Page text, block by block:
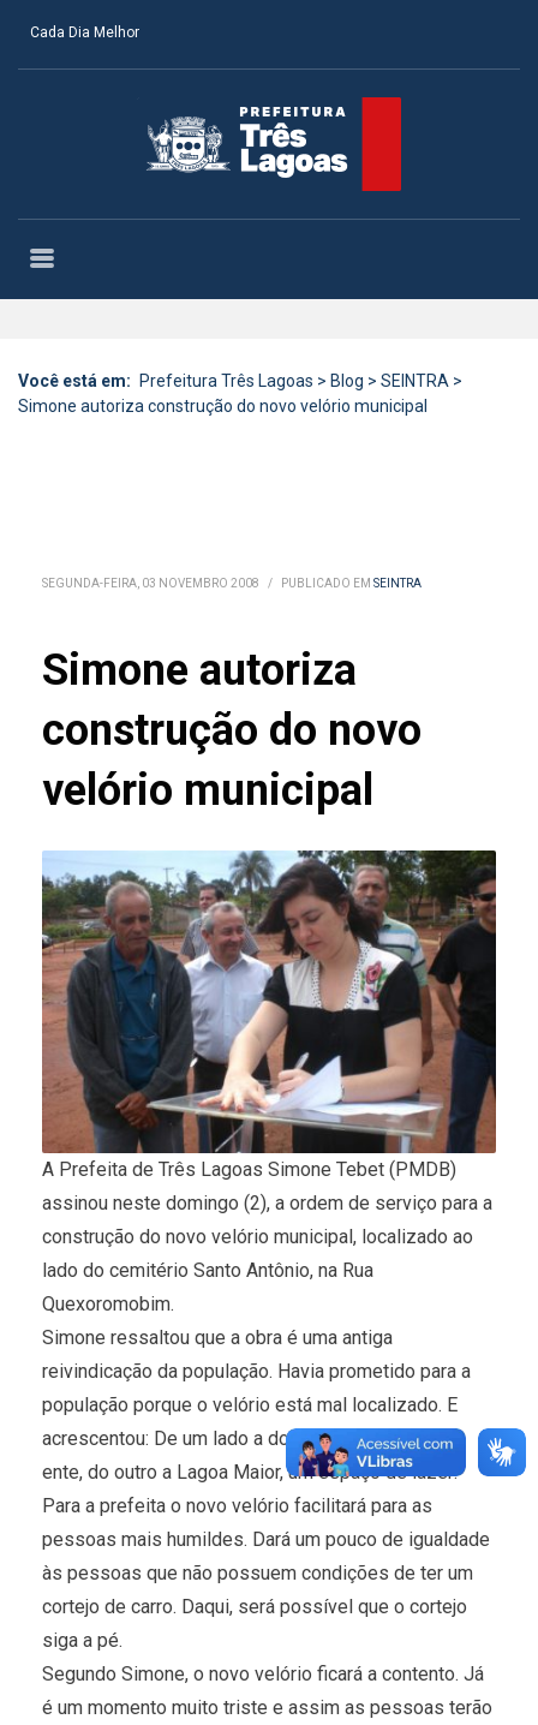
Cada Dia Melhor
Você está em: Prefeitura Três Lagoas > Blog > SEINTRA >
Simone autoriza construção do novo velório municipal
SEGUNDA-FEIRA, 03 NOVEMBRO 2008 / PUBLICADO EM SEINTRA
Simone autoriza
construção do novo
velório municipal
A Prefeita de Três Lagoas Simone Tebet (PMDB)
assinou neste domingo (2), a ordem de serviço para a
construção do novo velório municipal, localizado ao
lado do cemitério Santo Antônio, na Rua
Quexoromobim.
Simone ressaltou que a obra é uma antiga
reivindicação da população. Havia prometido para a
população porque o velório está mal localizado. E
acrescentou: De um lado a dor de quem perde um
ente, do outro a Lagoa Maior, um espaço de lazer.
Para a prefeita o novo velório facilitará para as
pessoas mais humildes. Dará um pouco de igualdade
às pessoas que não possuem condições de ter um
cortejo de carro. Daqui, será possível que o cortejo
siga a pé.
Segundo Simone, o novo velório ficará a contento. Já
é um momento muito triste e assim as pessoas terão